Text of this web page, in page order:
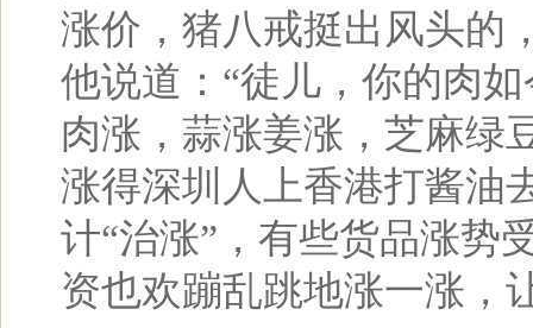
涨价，猪八戒挺出风头的
他说道：“徒儿，你的肉
肉涨，蒜涨姜涨，芝麻绿
涨得深圳人上香港打酱油
计“治涨”，有些货品涨势
资也欢蹦乱跳地涨一涨，